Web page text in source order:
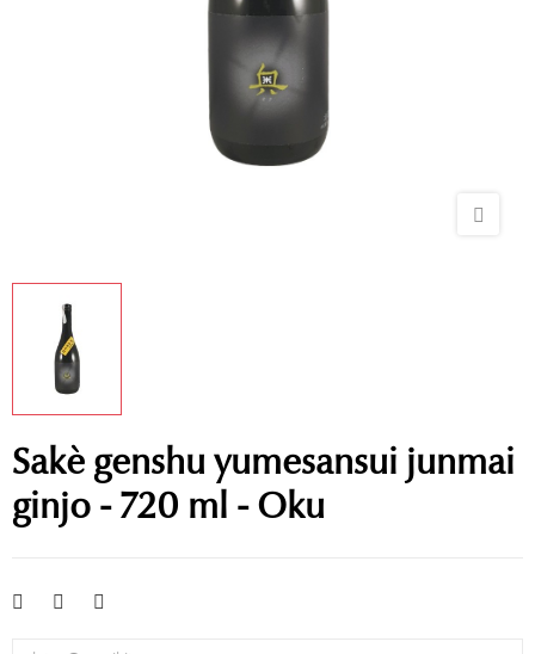
Sakè genshu yumesansui junmai
ginjo - 720 ml - Oku